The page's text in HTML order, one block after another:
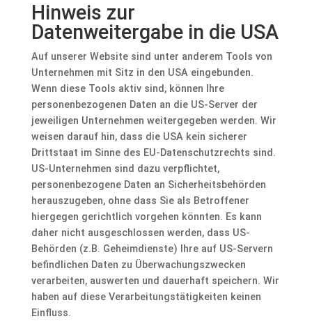
Hinweis zur
Datenweitergabe in die USA
Auf unserer Website sind unter anderem Tools von
Unternehmen mit Sitz in den USA eingebunden.
Wenn diese Tools aktiv sind, können Ihre
personenbezogenen Daten an die US-Server der
jeweiligen Unternehmen weitergegeben werden. Wir
weisen darauf hin, dass die USA kein sicherer
Drittstaat im Sinne des EU-Datenschutzrechts sind.
US-Unternehmen sind dazu verpflichtet,
personenbezogene Daten an Sicherheitsbehörden
herauszugeben, ohne dass Sie als Betroffener
hiergegen gerichtlich vorgehen könnten. Es kann
daher nicht ausgeschlossen werden, dass US-
Behörden (z.B. Geheimdienste) Ihre auf US-Servern
befindlichen Daten zu Überwachungszwecken
verarbeiten, auswerten und dauerhaft speichern. Wir
haben auf diese Verarbeitungstätigkeiten keinen
Einfluss.